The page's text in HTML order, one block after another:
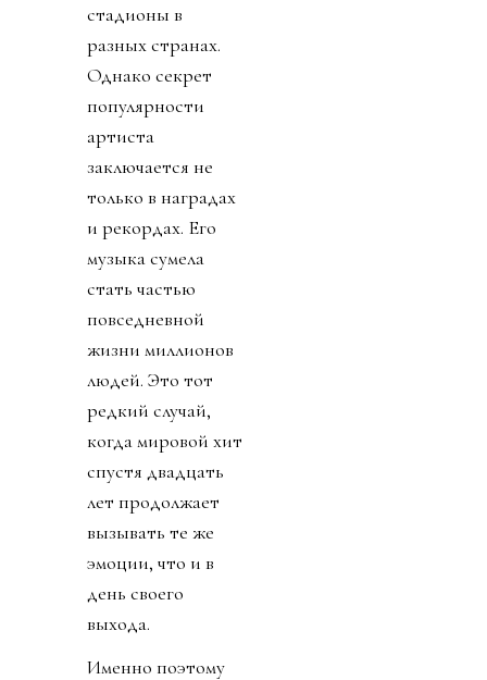
стадионы в
разных странах.
Однако секрет
популярности
артиста
заключается не
только в наградах
и рекордах. Его
музыка сумела
стать частью
повседневной
жизни миллионов
людей. Это тот
редкий случай,
когда мировой хит
спустя двадцать
лет продолжает
вызывать те же
эмоции, что и в
день своего
выхода.
Именно поэтому